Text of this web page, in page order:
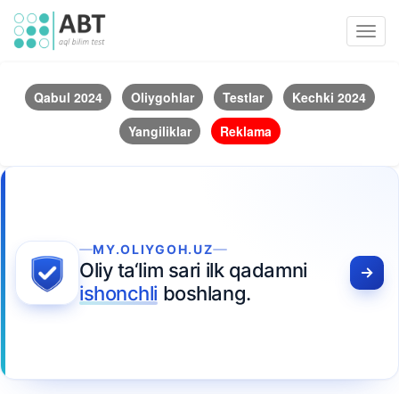
Qabul 2024 Oliygohlar Testlar
Kechki 2024
Yangiliklar
Reklama
MY.OLIYGOH.UZ
Oliy ta‘lim sari ilk qadamni
ishonchli boshlang.